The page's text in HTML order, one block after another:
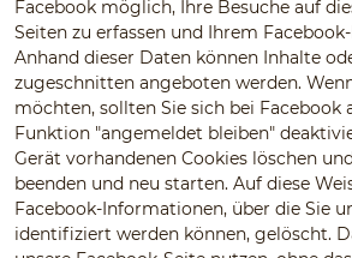
Facebook möglich, Ihre Besuche auf
Seiten zu erfassen und Ihrem
Anhand dieser Daten können Inhalte
zugeschnitten angeboten werden.
möchten, sollten Sie sich bei Facebook
Funktion "angemeldet bleiben"
Gerät vorhandenen Cookies löschen
beenden und neu starten. Auf diese
Facebook-Informationen, über die Sie
identifiziert werden können, gelöscht.